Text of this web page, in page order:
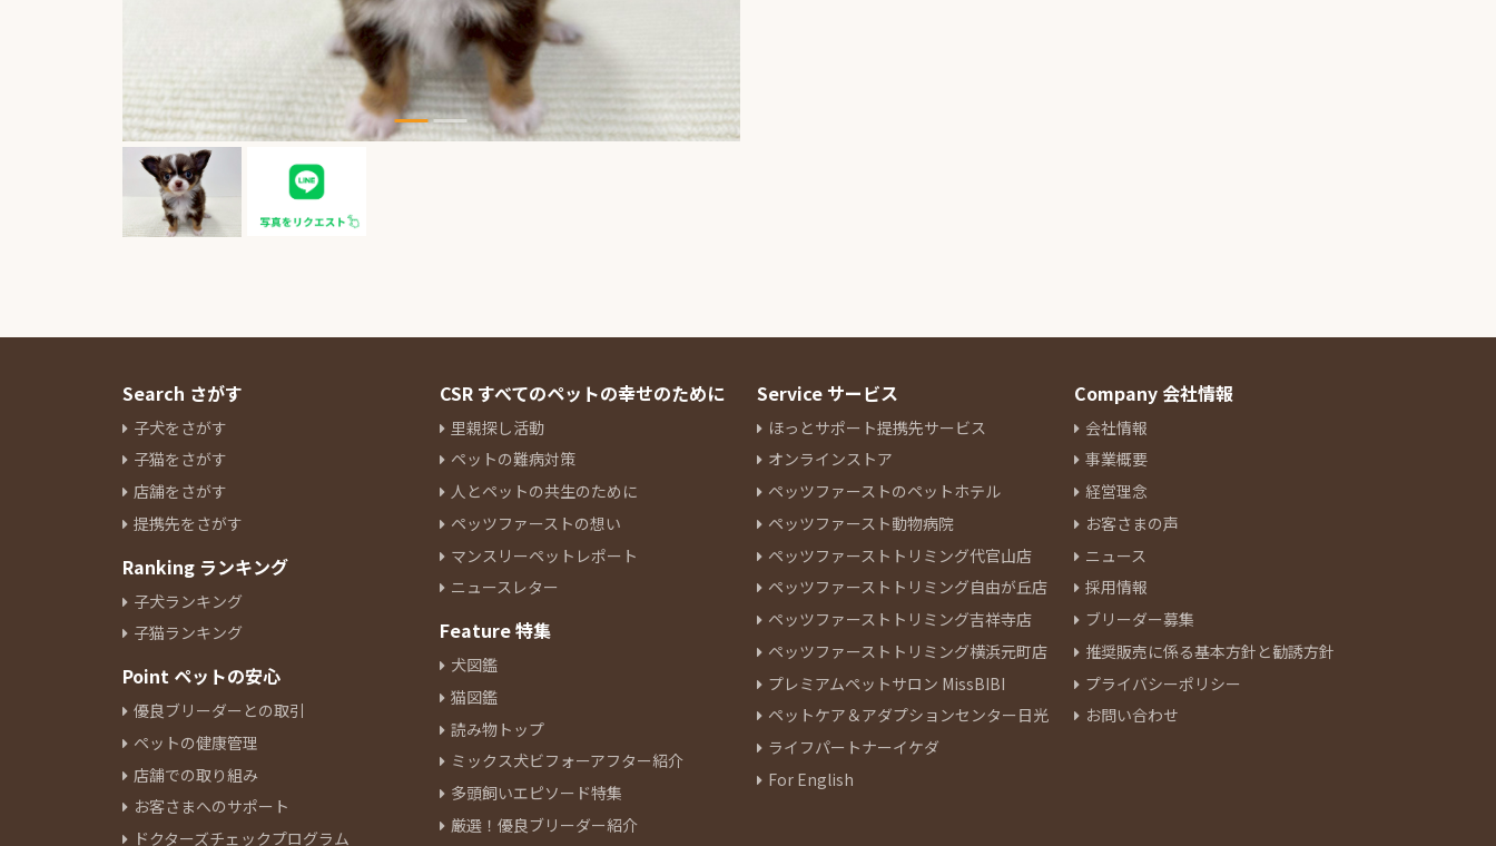
Search さがす
子犬をさがす
子猫をさがす
店舗をさがす
提携先をさがす
Ranking ランキング
子犬ランキング
子猫ランキング
Point ペットの安心
優良ブリーダーとの取引
ペットの健康管理
店舗での取り組み
お客さまへのサポート
ドクターズチェックプログラム
CSR すべてのペットの幸せのために
里親探し活動
ペットの難病対策
人とペットの共生のために
ペッツファーストの想い
マンスリーペットレポート
ニュースレター
Feature 特集
犬図鑑
猫図鑑
読み物トップ
ミックス犬ビフォーアフター紹介
多頭飼いエピソード特集
厳選！優良ブリーダー紹介
Service サービス
ほっとサポート提携先サービス
オンラインストア
ペッツファーストのペットホテル
ペッツファースト動物病院
ペッツファーストトリミング代官山店
ペッツファーストトリミング自由が丘店
ペッツファーストトリミング吉祥寺店
ペッツファーストトリミング横浜元町店
プレミアムペットサロン MissBIBI
ペットケア＆アダプションセンター日光
ライフパートナーイケダ
For English
Company 会社情報
会社情報
事業概要
経営理念
お客さまの声
ニュース
採用情報
ブリーダー募集
推奨販売に係る基本方針と勧誘方針
プライバシーポリシー
お問い合わせ